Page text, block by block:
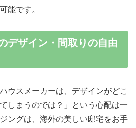
能です。
デザイン・間取りの自由
ウスメーカーは、デザインがどこ
しまうのでは？」という心配は一
ングは、海外の美しい邸宅をお手